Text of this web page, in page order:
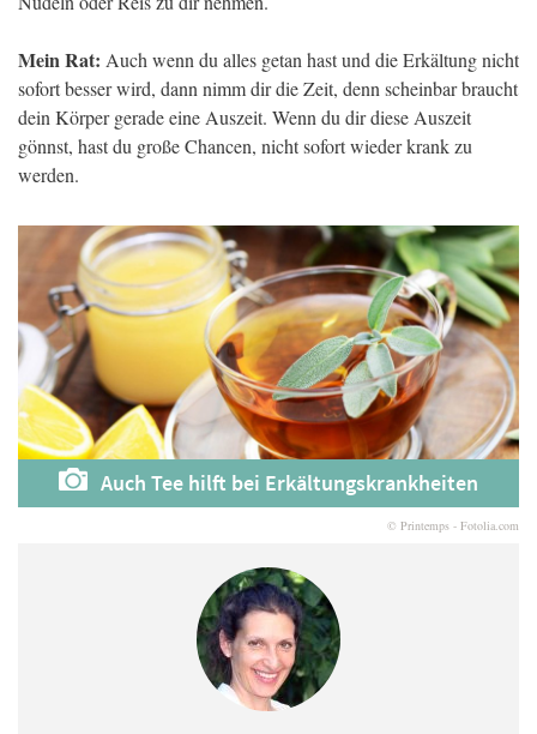
Mein Rat: Auch wenn du alles getan hast und die Erkältung nicht
sofort besser wird, dann nimm dir die Zeit, denn scheinbar braucht
dein Körper gerade eine Auszeit. Wenn du dir diese Auszeit
gönnst, hast du große Chancen, nicht sofort wieder krank zu
werden.
© Printemps - Fotolia.com
Auch Tee hilft bei Erkältungskrankheiten